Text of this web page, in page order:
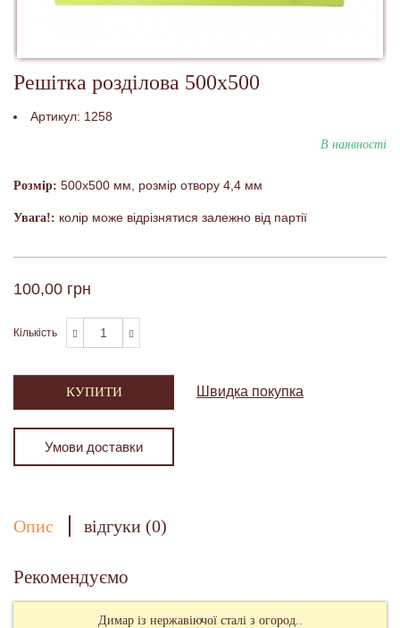
Решітка розділова 500х500
Артикул: 1258
В наявності
Розмір: 500x500 мм, розмір отвору 4,4 мм
Увага!: колір може відрізнятися залежно від партії
100,00 грн
Кількість
КУПИТИ Швидка покупка
Умови доставки
Опис відгуки (0)
Рекомендуємо
Димар із нержавіючої сталі з огород..